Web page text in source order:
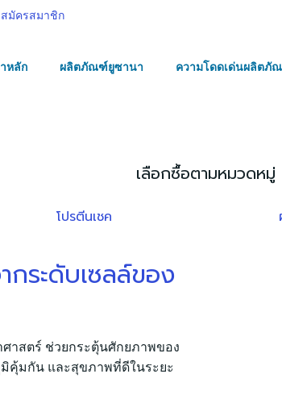
สมัครสมาชิก
หลัก ผลิตภัณฑ์ยูซานา ความโดดเด่นผลิตภั
เลือกซื้อตามหมวดหมู่
โปรตีนเชค
ระดับเซลล์ของ
าสตร์ ช่วยกระตุ้นศักยภาพของ
มิคุ้มกัน และสุขภาพที่ดีในระยะ